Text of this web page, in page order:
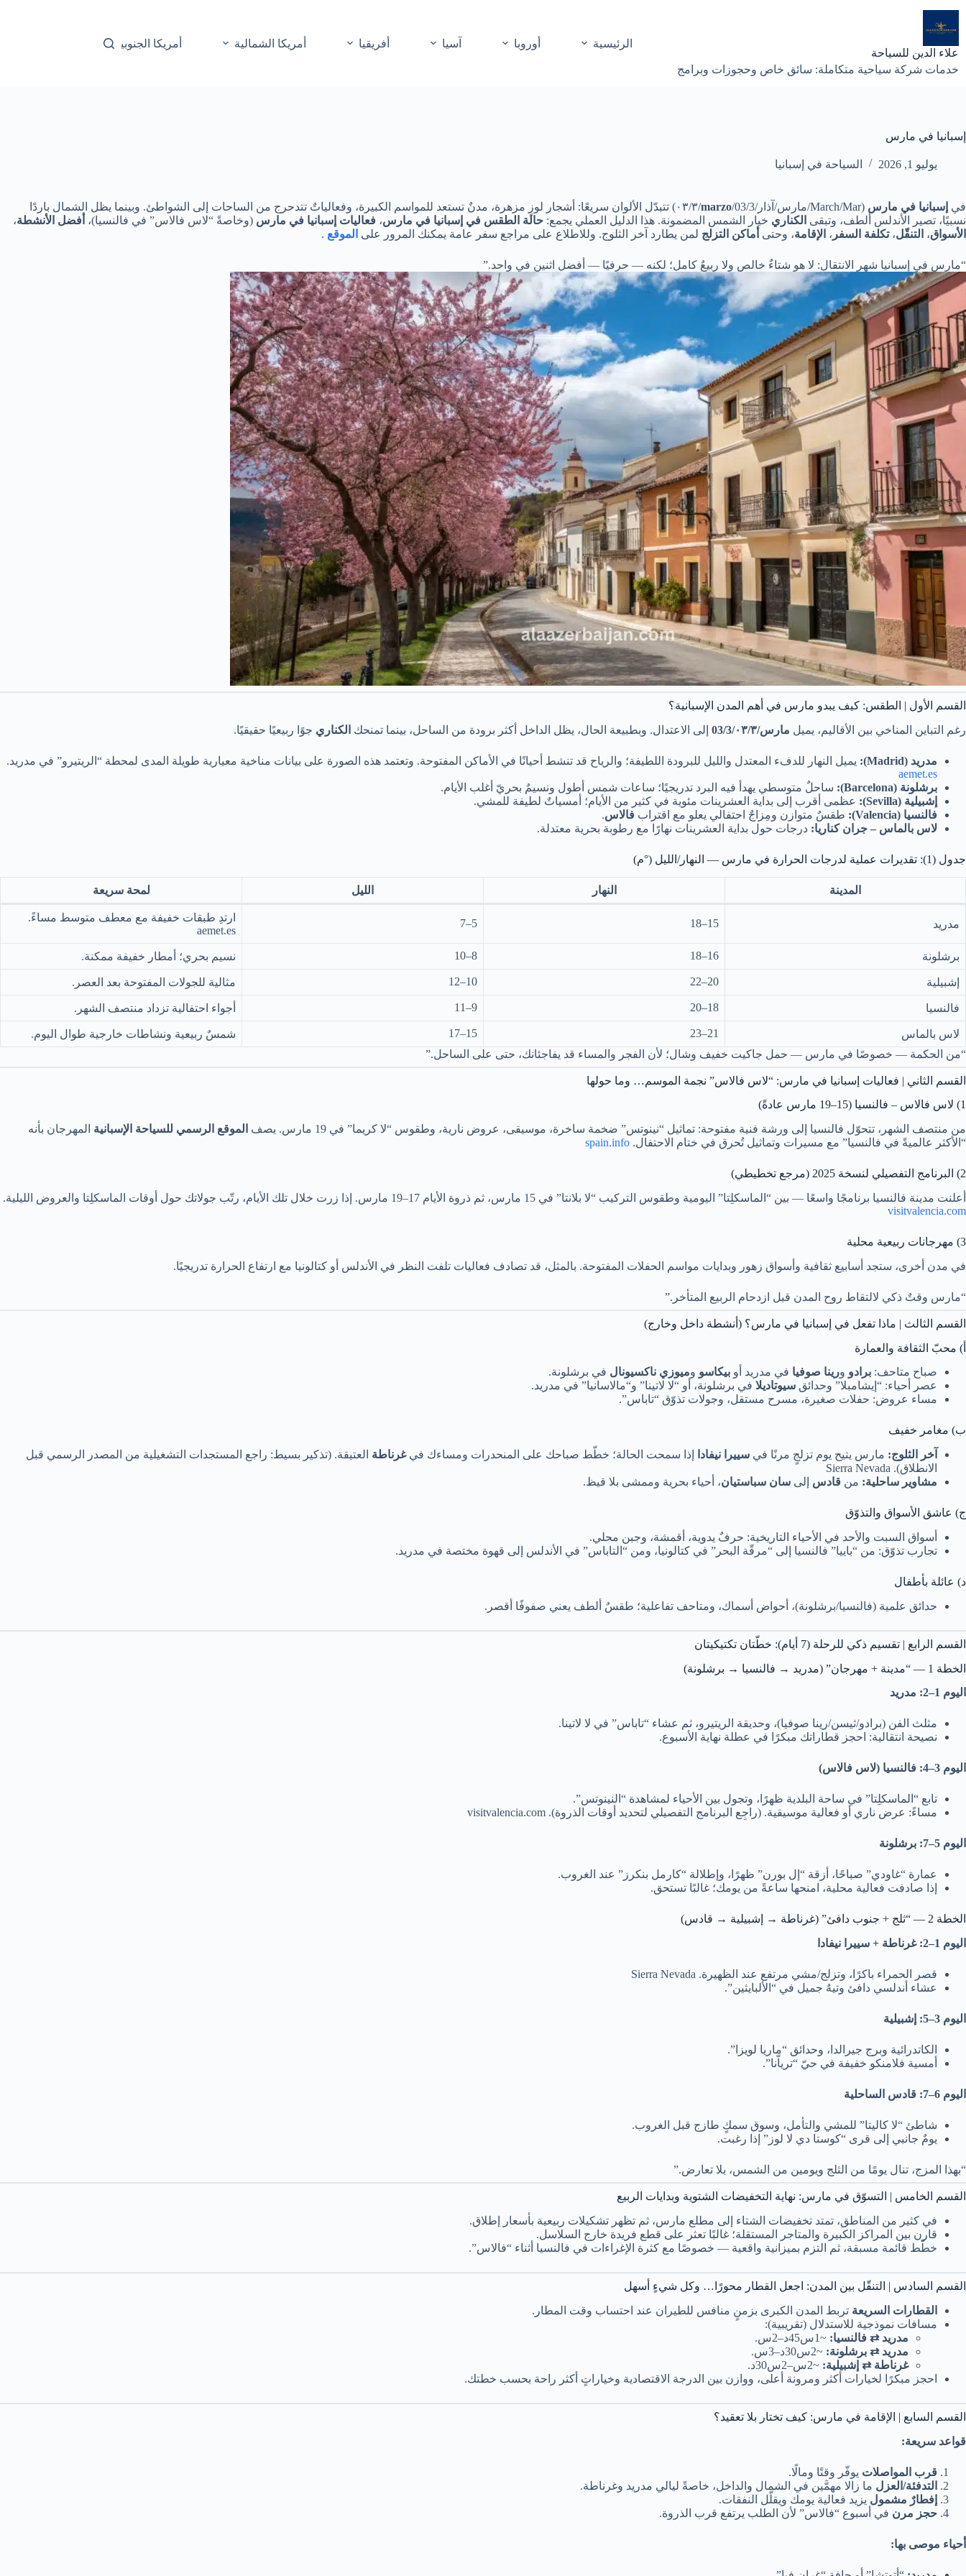
المحتوى
علاء الدين للسياحة
خدمات شركة سياحية متكاملة: سائق خاص وحجوزات وبرامج
الرئيسية أوروبا آسيا أفريقيا أمريكا الشمالية أمريكا الجنوبية
إسبانيا في مارس
يوليو 1, 2026 السياحة في إسبانيا
في إسبانيا في مارس (March/Mar/مارس/آذار/ marzo
/03/3/٠٣/٣) تتبدّل الألوان سريعًا: أشجار لوزٍ مزهرة، مدنٌ تستعد للمواسم الكبيرة، وفعالياتٌ تتدحرج من الساحات إلى الشواطئ. وبينما يظل الشمال باردًا
نسبيًا، تصير الأندلس ألطف، وتبقى الكناري خيار الشمس المضمونة. هذا الدليل العملي يجمع: حالة الطقس في إسبانيا في مارس، فعاليات إسبانيا في مارس (وخاصةً “لاس فالاس” في فالنسيا)، أفضل الأنشطة،
الأسواق، التنقّل،تكلفة السفر ، الإقامة، وحتى أماكن التزلج لمن يطارد آخر الثلوج. وللاطلاع على مراجع سفر عامة يمكنك المرور على الموقع .
“مارس في إسبانيا شهر الانتقال: لا هو شتاءٌ خالص ولا ربيعٌ كامل؛ لكنه — حرفيًا — أفضل اثنين في واحد.”
القسم الأول | الطقس: كيف يبدو مارس في أهم المدن الإسبانية؟
رغم التباين المناخي بين الأقاليم، يميل مارس/03/3/٠٣/٣ إلى الاعتدال. وبطبيعة الحال، يظل الداخل أكثر برودة من الساحل، بينما تمنحك الكناري جوًا ربيعيًا حقيقيًا.
مدريد (Madrid):
يميل النهار للدفء المعتدل والليل للبرودة اللطيفة؛ والرياح قد تنشط أحيانًا في الأماكن المفتوحة. وتعتمد هذه الصورة على بيانات مناخية معيارية طويلة المدى لمحطة “الريتيرو” في مدريد.
aemet.es
برشلونة (Barcelona):
ساحلٌ متوسطي يهدأ فيه البرد تدريجيًا؛ ساعات شمس أطول ونسيمٌ بحريّ أغلب الأيام.
إشبيلية (Sevilla):
عظمى أقرب إلى بداية العشرينات مئوية في كثير من الأيام؛ أمسياتٌ لطيفة للمشي.
فالنسيا (Valencia):
طقسٌ متوازن ومِزاجٌ احتفالي يعلو مع اقتراب فالاس.
لاس بالماس – جران كناريا: درجات حول بداية العشرينات نهارًا مع رطوبة بحرية معتدلة.
جدول (1): تقديرات عملية لدرجات الحرارة في مارس — النهار/الليل (°م)
المدينة النهار الليل لمحة سريعة
مدريد 15–18
5–7
ارتدِ طبقات خفيفة مع معطف متوسط مساءً.
aemet.es
برشلونة 16–18
8–10 نسيم بحري؛ أمطار خفيفة ممكنة.
إشبيلية 20–22
10–12 مثالية للجولات المفتوحة بعد العصر.
فالنسيا 18–20
9–11 أجواء احتفالية تزداد منتصف الشهر.
لاس بالماس 21–23
15–17
شمسٌ ربيعية ونشاطات خارجية طوال اليوم.
“من الحكمة — خصوصًا في مارس — حمل جاكيت خفيف وشال؛ لأن الفجر والمساء قد يفاجئانك، حتى على الساحل.”
القسم الثاني | فعاليات إسبانيا في مارس: “لاس فالاس” نجمة الموسم… وما حولها
1) لاس فالاس – فالنسيا (15–19 مارس عادةً)
من منتصف الشهر، تتحوّل فالنسيا إلى ورشة فنية مفتوحة: تماثيل “نينوتس” ضخمة ساخرة، موسيقى، عروض نارية، وطقوس “لا كريما” في 19 مارس. يصف
الموقع الرسمي للسياحة الإسبانية المهرجان بأنه
“الأكثر عالميةً في فالنسيا” مع مسيرات وتماثيل تُحرق في ختام الاحتفال. spain.info
2) البرنامج التفصيلي لنسخة 2025 (مرجع تخطيطي)
أعلنت مدينة فالنسيا برنامجًا واسعًا — بين “الماسكلِتا” اليومية وطقوس التركيب “لا بلانتا” في 15 مارس، ثم ذروة الأيام 17–19 مارس. إذا زرت خلال تلك الأيام، رتّب جولاتك حول أوقات الماسكلِتا والعروض الليلية.
visitvalencia.com
3) مهرجانات ربيعية محلية
في مدن أخرى، ستجد أسابيع ثقافية وأسواق زهور وبدايات مواسم الحفلات المفتوحة. بالمثل، قد تصادف فعاليات تلفت النظر في الأندلس أو كتالونيا مع ارتفاع الحرارة تدريجيًا.
“مارس وقتٌ ذكي لالتقاط روح المدن قبل ازدحام الربيع المتأخر.”
القسم الثالث | ماذا تفعل في إسبانيا في مارس؟ (أنشطة داخل وخارج)
أ) محبّ الثقافة والعمارة
صباح متاحف: برادو ورينا صوفيا في مدريد أو بيكاسو وميوزي ناكسيونال في برشلونة.
عصر أحياء: “إيشامبلا” وحدائق سيوتاديلا في برشلونة، أو “لا لاتينا” و“مالاسانيا” في مدريد.
مساء عروض: حفلات صغيرة، مسرح مستقل، وجولات تذوّق “تاباس”.
ب) مغامر خفيف
آخر الثلوج: مارس يتيح يوم تزلجٍ مرنًا في سييرا نيفادا إذا سمحت الحالة؛ خطّط صباحك على المنحدرات ومساءك فيغرناطة العتيقة. (تذكير بسيط: راجع المستجدات التشغيلية من المصدر الرسمي قبل
الانطلاق). Sierra Nevada
مشاوير ساحلية: من قادس إلى سان سباستيان، أحياء بحرية وممشى بلا قيظ.
ج) عاشق الأسواق والتذوّق
أسواق السبت والأحد في الأحياء التاريخية: حرفٌ يدوية، أقمشة، وجبن محلي.
تجارب تذوّق: من “باييا” فالنسيا إلى “مرقّة البحر” في كتالونيا، ومن “التاباس” في الأندلس إلى قهوة مختصة في مدريد.
د) عائلة بأطفال
حدائق علمية (فالنسيا/برشلونة)، أحواض أسماك، ومتاحف تفاعلية؛ طقسٌ ألطف يعني صفوفًا أقصر.
القسم الرابع | تقسيم ذكي للرحلة (7 أيام): خطّتان تكتيكيتان
الخطة 1 — “مدينة + مهرجان” (مدريد → فالنسيا → برشلونة)
اليوم 1–2: مدريد
مثلث الفن (برادو/ثيسن/رينا صوفيا)، وحديقة الريتيرو، ثم عشاء “تاباس” في لا لاتينا.
نصيحة انتقالية: احجز قطاراتك مبكرًا في عطلة نهاية الأسبوع.
اليوم 3–4: فالنسيا (لاس فالاس)
تابع “الماسكلِتا” في ساحة البلدية ظهرًا، وتجول بين الأحياء لمشاهدة “النينوتس”.
مساءً: عرض ناري أو فعالية موسيقية. (راجِع البرنامج التفصيلي لتحديد أوقات الذروة). visitvalencia.com
اليوم 5–7: برشلونة
عمارة “غاودي” صباحًا، أزقة “إل بورن” ظهرًا، وإطلالة “كارمل بنكرز” عند الغروب.
إذا صادفت فعالية محلية، امنحها ساعةً من يومك؛ غالبًا تستحق.
الخطة 2 — “ثلج + جنوب دافئ” (غرناطة → إشبيلية → قادس)
اليوم 1–2: غرناطة + سييرا نيفادا
قصر الحمراء باكرًا، وتزلج/مشي مرتفع عند الظهيرة. Sierra Nevada
عشاء أندلسي دافئ وتيهٌ جميل في “الألبايثين”.
اليوم 3–5: إشبيلية
الكاتدرائية وبرج جيرالدا، وحدائق “ماريا لويزا”.
أمسية فلامنكو خفيفة في حيّ “ترياّنا”.
اليوم 6–7: قادس الساحلية
شاطئ “لا كاليتا” للمشي والتأمل، وسوق سمكٍ طازج قبل الغروب.
يومٌ جانبي إلى قرى “كوستا دي لا لوز” إذا رغبت.
“بهذا المزج، تنال يومًا من الثلج ويومين من الشمس، بلا تعارض.”
القسم الخامس | التسوّق في مارس: نهاية التخفيضات الشتوية وبدايات الربيع
في كثير من المناطق، تمتد تخفيضات الشتاء إلى مطلع مارس، ثم تظهر تشكيلات ربيعية بأسعار إطلاق.
قارن بين المراكز الكبيرة والمتاجر المستقلة؛ غالبًا تعثر على قطع فريدة خارج السلاسل.
خطّط قائمة مسبقة، ثم التزم بميزانية واقعية — خصوصًا مع كثرة الإغراءات في فالنسيا أثناء “فالاس”.
القسم السادس | التنقّل بين المدن: اجعل القطار محورًا… وكل شيءٍ أسهل
القطارات السريعة تربط المدن الكبرى بزمنٍ منافس للطيران عند احتساب وقت المطار.
مسافات نموذجية للاستدلال (تقريبية):
مدريد ⇄ فالنسيا: ~1س45د–2س.
مدريد ⇄ برشلونة: ~2س30د–3س.
غرناطة ⇄ إشبيلية: ~2س–2س30د.
احجز مبكرًا لخيارات أكثر ومرونة أعلى، ووازن بين الدرجة الاقتصادية وخياراتٍ أكثر راحة بحسب خطتك.
القسم السابع | الإقامة في مارس: كيف تختار بلا تعقيد؟
قواعد سريعة:
قرب المواصلات يوفّر وقتًا ومالًا.
التدفئة/العزل ما زالا مهمَّين في الشمال والداخل، خاصةً ليالي مدريد وغرناطة.
إفطارٌ مشمول يزيد فعالية يومك ويقلّل النفقات.
حجز مرن في أسبوع “فالاس” لأن الطلب يرتفع قرب الذروة.
أحياء موصى بها: